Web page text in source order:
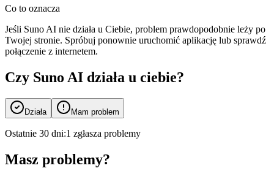
Co to oznacza
Jeśli Suno AI nie działa u Ciebie, problem prawdopodobnie leży po
Twojej stronie. Spróbuj ponownie uruchomić aplikację lub sprawdź
połączenie z internetem.
Czy Suno AI działa u ciebie?
Działa Mam problem
Ostatnie 30 dni:1 zgłasza problemy
Masz problemy?